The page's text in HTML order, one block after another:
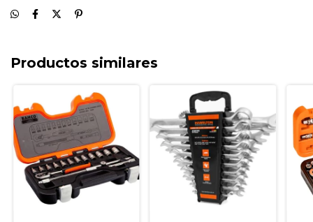
Productos similares